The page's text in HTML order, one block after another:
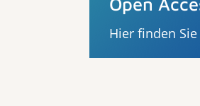
Hier finden